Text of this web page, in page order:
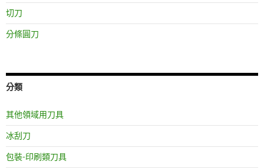
切刀
分條圓刀
分類
其他領域用刀具
冰刮刀
包裝-印刷類刀具